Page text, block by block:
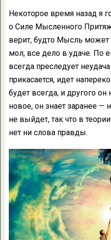
Некоторое время назад я
о Силе Мысленного
верит, будто Мысль может
мол, все дело в удаче. По
всегда преследует
прикасается, идет
будет всегда, и другого
новое, он знает заранее —
не выйдет, так что в
нет ни слова правды.